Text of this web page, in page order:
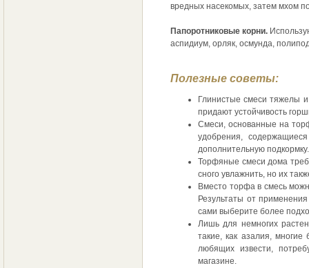
вредных насекомых, затем мхом
Папоротниковые корни.
аспидиум, орляк, осмунда,
Полезные советы:
Глинистые смеси тяжелы
придают устойчивость
Смеси, основанные на
удобрения,
дополнительную подкормку.
Торфяные смеси дома
сного увлажнить, но их
Вместо торфа в смесь
Результаты от
сами выберите более
Лишь для немногих
такие, как азалия,
любящих извести,
магазине.